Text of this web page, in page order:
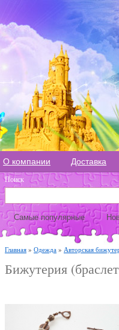
О компании Доставка
Поиск
Самые популярные
Главная » Одежда » Авторская
Бижутерия